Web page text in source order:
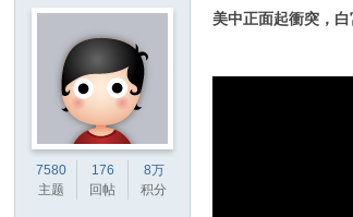
7580
主题
176
回帖
8万
积分
美中正面起衝突，